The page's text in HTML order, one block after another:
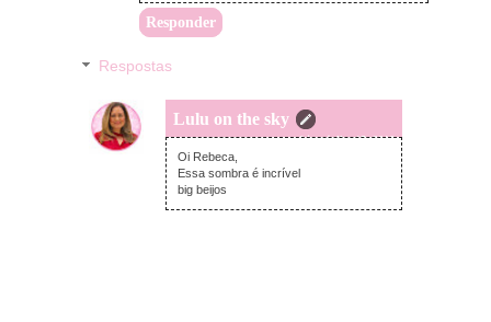
Responder
Respostas
Lulu on the sky
sexta-feira, julho 15, 2016
Oi Rebeca,
Essa sombra é incrível
big beijos